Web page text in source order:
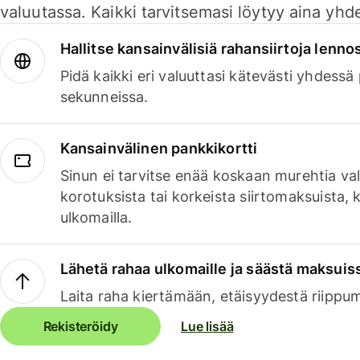
valuutassa. Kaikki tarvitsemasi löytyy aina
Hallitse kansainvälisiä rahansiirtoja
Pidä kaikki eri valuuttasi kätevästi yhdessä
sekunneissa.
Kansainvälinen pankkikortti
Sinun ei tarvitse enää koskaan murehtia
korotuksista tai korkeista siirtomaksuista,
ulkomailla.
Lähetä rahaa ulkomaille ja säästä
Laita raha kiertämään, etäisyydestä
Rekisteröidy Lue lisää